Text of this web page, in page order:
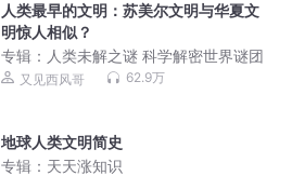
人类最早的文明：苏美尔文明与华夏文
明惊人相似？
专辑： 人类未解之谜 科学解密世界谜团
又见西风哥 62.9万
地球人类文明简史
专辑： 天天涨知识